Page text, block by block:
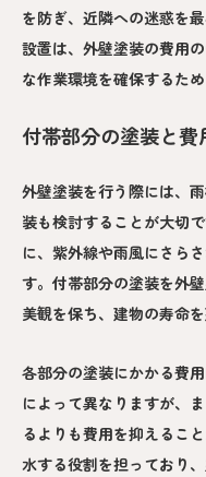
を防ぎ、近隣への迷惑を
設置は、外壁塗装の費用
な作業環境を確保するた
付帯部分の塗装と費
外壁塗装を行う際には、
装も検討することが大切
に、紫外線や雨風にさら
す。付帯部分の塗装を外
美観を保ち、建物の寿命
各部分の塗装にかかる費
によって異なりますが、
るよりも費用を抑えるこ
水する役割を担っており